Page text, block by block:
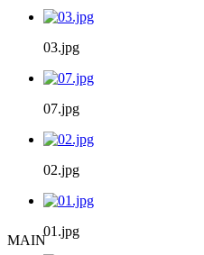
03.jpg
07.jpg
02.jpg
01.jpg
MAIN